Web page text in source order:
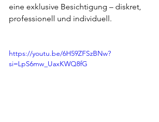
eine exklusive Besichtigung – diskret,
professionell und individuell.
https://youtu.be/6H59ZFSzBNw?
si=LpS6mw_UaxKWQ8fG